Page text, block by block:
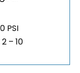
PSI
– 10